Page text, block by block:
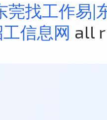
莞找工作易|
信息网 all